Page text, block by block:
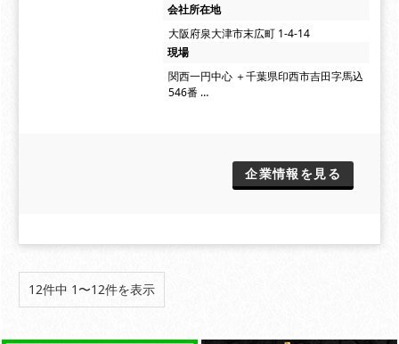
会社所在地
大阪府泉大津市末広町 1-4-14
現場
関西一円中心 ＋千葉県印西市吉田字馬込
546番 …
企業情報を見る
12件中 1〜12件を表示